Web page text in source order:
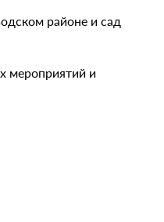
районе и сад
мероприятий и